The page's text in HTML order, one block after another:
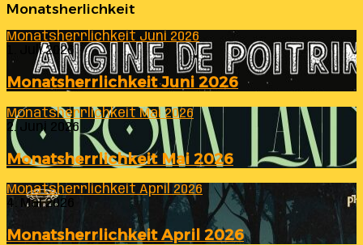
Monatsherlichkeit
Monatsherrlichkeit Juni 2026
1. Juli 2026
Monatsherrlichkeit Juni 2026
Monatsherrlichkeit Mai 2026
2. Juni 2026
Monatsherrlichkeit Mai 2026
Monatsherrlichkeit April 2026
4. Mai 2026
Monatsherrlichkeit April 2026